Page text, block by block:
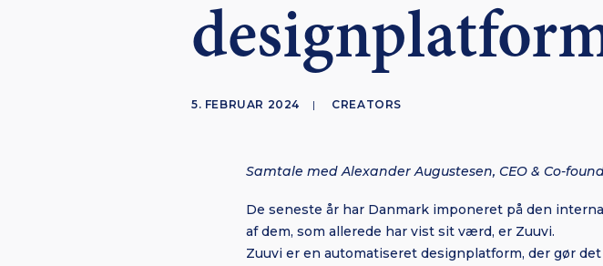
5. FEBRUAR 2024 | CREATORS
Samtale med Alexander Augustesen, CEO & Co-
De seneste år har Danmark imponeret på den
af dem, som allerede har vist sit værd, er Zuuvi.
Zuuvi er en automatiseret designplatform, der gør